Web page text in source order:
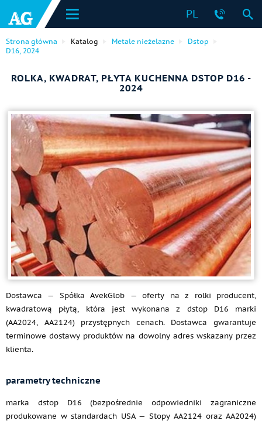
PL
Strona główna Katalog Metale nieżelazne
Dstop
D16, 2024
ROLKA, KWADRAT, PŁYTA KUCHENNA DSTOP D16 -
2024
Dostawca — Spółka AvekGlob — oferty na z rolki producent,
kwadratową płytą, która jest wykonana z dstop D16 marki
(AA2024, AA2124) przystępnych cenach. Dostawca gwarantuje
terminowe dostawy produktów na dowolny adres wskazany przez
klienta.
parametry techniczne
marka dstop D16 (bezpośrednie odpowiedniki zagraniczne
produkowane w standardach USA — Stopy AA2124 oraz AA2024)